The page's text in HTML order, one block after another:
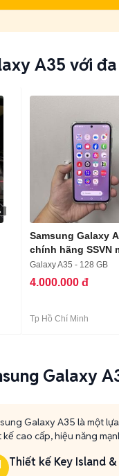
A35 với
Samsung Galaxy
chính hãng SSVN
Galaxy A35 - 128 GB
4.000.000 đ
Tp Hồ Chí Minh
Galaxy
Galaxy A35 là một
cao cấp, hiệu năng
Thiết kế Key Island